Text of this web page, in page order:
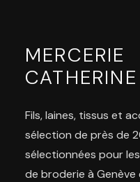
MERCERIE
Fils, laines, tissus et
sélection de près de
sélectionnées pour
de broderie à Genève